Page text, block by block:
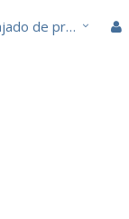
Han bajado de precio